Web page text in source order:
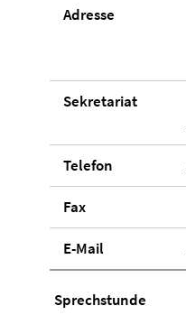
Adresse
Sekretariat
Telefon
Fax
E-Mail
Sprechstunde